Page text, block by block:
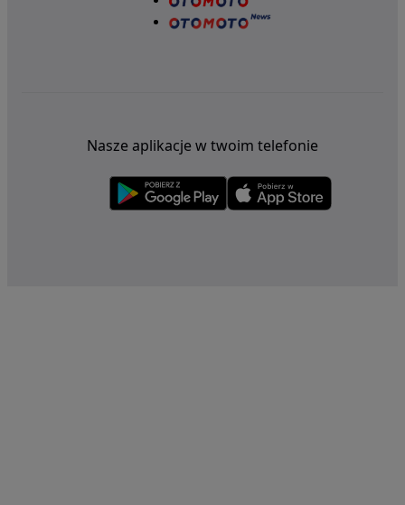
Nasze aplikacje w twoim telefonie